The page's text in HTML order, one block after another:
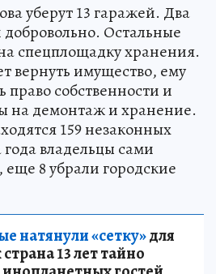
уберут 13 гаражей. Два
Остальные
спецплощадку хранения.
вернуть имущество, ему
собственности и
на демонтаж и хранение.
159 незаконных
владельцы сами
8 убрали городские
натянули «сетку»для
13 лет тайно